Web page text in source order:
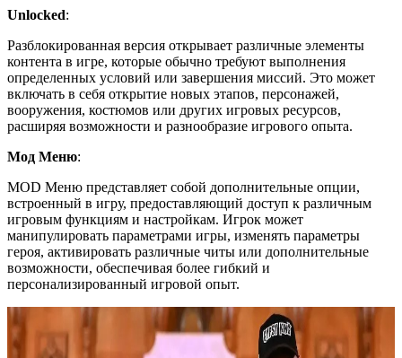
Unlocked:
Разблокированная версия открывает различные элементы
контента в игре, которые обычно требуют выполнения
определенных условий или завершения миссий. Это может
включать в себя открытие новых этапов, персонажей,
вооружения, костюмов или других игровых ресурсов,
расширяя возможности и разнообразие игрового опыта.
Мод Меню:
MOD Меню представляет собой дополнительные опции,
встроенный в игру, предоставляющий доступ к различным
игровым функциям и настройкам. Игрок может
манипулировать параметрами игры, изменять параметры
героя, активировать различные читы или дополнительные
возможности, обеспечивая более гибкий и
персонализированный игровой опыт.